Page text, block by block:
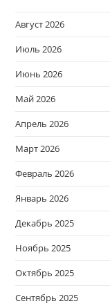
Август 2026
Июль 2026
Июнь 2026
Май 2026
Апрель 2026
Март 2026
Февраль 2026
Январь 2026
Декабрь 2025
Ноябрь 2025
Октябрь 2025
Сентябрь 2025